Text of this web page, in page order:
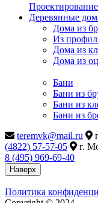
Проектирование
Деревянные
Дома из
Из
Дома из
Дома из
Бани
Бани из
Бани из
Бани из
teremvk@mail.ru
(4822) 57-57-05
г.
8 (495) 969-69-40
Наверх
Политика